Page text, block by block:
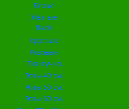
Белые
Жёлтые
Back
Красные
Розовые
Поштучно
Розы 40 см.
Розы 50 см.
Розы 60 см.